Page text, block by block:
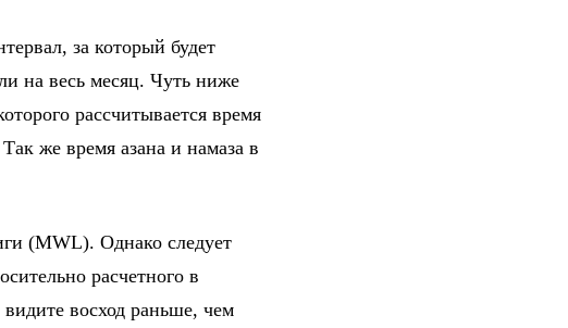
за который будет
на весь месяц. Чуть ниже
рассчитывается время
же время азана и намаза в
(MWL). Однако следует
расчетного в
восход раньше, чем